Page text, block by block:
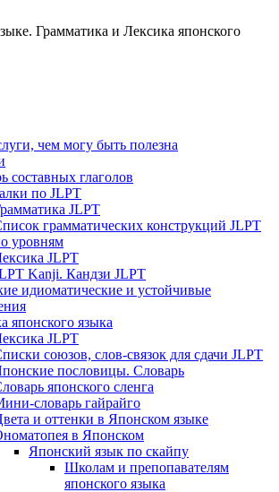
Грамматика и Лексика японского
чем могу быть полезна
составных глаголов
по JLPT
JLPT
грамматических конструкций JLPT
уровням
JLPT
Kanji. Кандзи JLPT
идиоматические и устойчивые
японского языка
JLPT
союзов, слов-связок для сдачи JLPT
пословицы. Словарь
японского сленга
словарь гайрайго
и оттенки в Японском языке
в Японском
Японский язык по скайпу
Школам и препопавателям
японского языка